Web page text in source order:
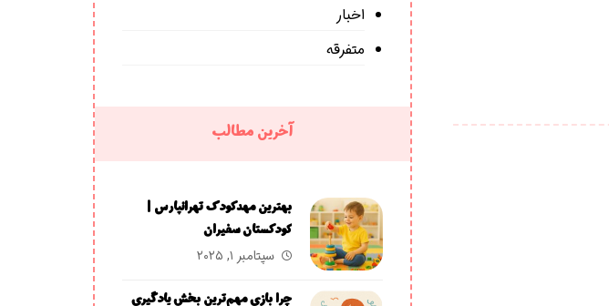
اخبار
متفرقه
آخرین مطالب
بهترین مهدکودک تهرانپارس |
کودکستان سفیران
سپتامبر ۱, ۲۰۲۵
چرا بازی مهم‌ترین بخش یادگیری